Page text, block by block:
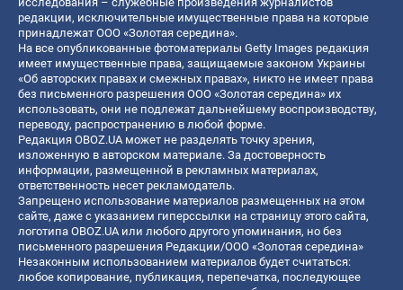
редакции, исключительные имущественные права на которые
принадлежат ООО «Золотая середина».
На все опубликованные фотоматериалы Getty Images редакция
имеет имущественные права, защищаемые законом Украины
«Об авторских правах и смежных правах», никто не имеет права
без письменного разрешения ООО «Золотая середина» их
использовать, они не подлежат дальнейшему воспроизводству,
переводу, распространению в любой форме.
Редакция OBOZ.UA может не разделять точку зрения,
изложенную в авторском материале. За достоверность
информации, размещенной в рекламных материалах,
ответственность несет рекламодатель.
Запрещено использование материалов размещенных на этом
сайте, даже с указанием гиперссылки на страницу этого сайта,
логотипа OBOZ.UA или любого другого упоминания, но без
письменного разрешения Редакции/ООО «Золотая середина»
Незаконным использованием материалов будет считаться:
любое копирование, публикация, перепечатка, последующее